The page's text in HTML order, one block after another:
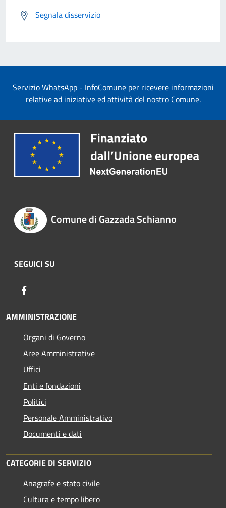
Segnala disservizio
Servizio WhatsApp - InfoComune per ricevere informazioni
relative ad iniziative ed attività del nostro Comune.
Comune di Gazzada Schianno
SEGUICI SU
AMMINISTRAZIONE
Organi di Governo
Aree Amministrative
Uffici
Enti e fondazioni
Politici
Personale Amministrativo
Documenti e dati
CATEGORIE DI SERVIZIO
Anagrafe e stato civile
Cultura e tempo libero